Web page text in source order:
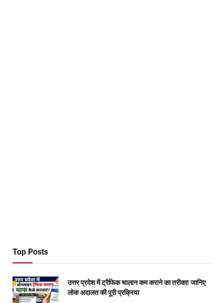
Top Posts
उत्तर प्रदेश में ट्रैफिक चालान कम कराने का तरीका! जानिए
लोक अदालत की पूरी प्रक्रिया